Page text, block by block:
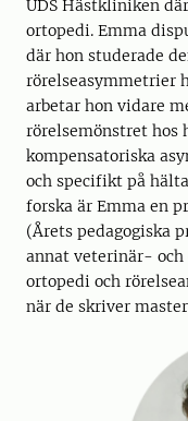
UDS Hästkliniken
ortopedi. Emma
där hon studerade
rörelseasymmetrier
arbetar hon vidare
rörelsemönstret hos
kompensatoriska
och specifikt på
forska är Emma en
(Årets pedagogiska
annat veterinär-
ortopedi och
när de skriver